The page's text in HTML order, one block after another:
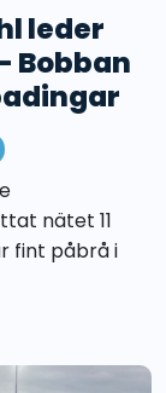
leder
Bobban
nätet 11
fint påbrå i